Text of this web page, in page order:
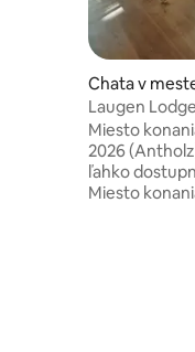
Chata v
Laugen Lodge
Miesto
2026
ľahko
Miesto